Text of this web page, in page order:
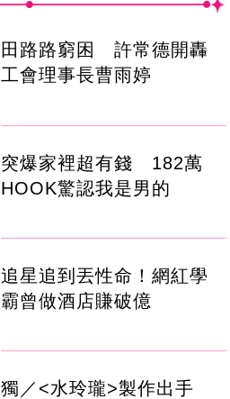
田路路窮困 許常德開轟
工會理事長曹雨婷
突爆家裡超有錢 182萬
HOOK驚認我是男的
追星追到丟性命！網紅學
霸曾做酒店賺破億
獨／<水玲瓏>製作出手